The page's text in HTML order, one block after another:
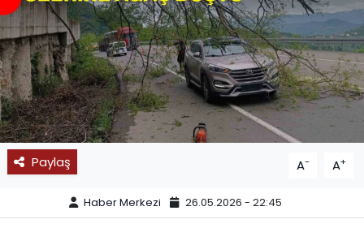
Paylaş A- A+
Haber Merkezi 26.05.2026 - 22:45
SAĞLIK
SPOR
11:11 MANŞET